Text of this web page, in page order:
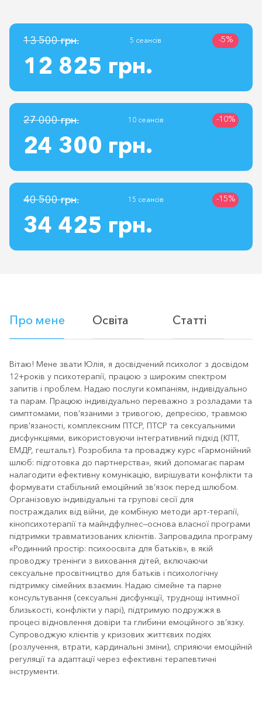
13 500 грн. 5 сеансів -5%
12 825 грн.
27 000 грн. 10 сеансів -10%
24 300 грн.
40 500 грн. 15 сеансів -15%
34 425 грн.
Про мене Освіта Статті
Вітаю! Мене звати Юлія, я досвідчений психолог з досвідом
12+років у психотерапії, працюю з широким спектром
запитів і проблем. Надаю послуги компаніям, індивідуально
та парам. Працюю індивідуально переважно з розладами та
симптомами, пов’язаними з тривогою, депресією, травмою
прив’язаності, комплексним ПТСР, ПТСР та сексуальними
дисфункціями, використовуючи інтегративний підхід (КПТ,
ЕМДР, гештальт). Розробила та проваджу курс «Гармонійний
шлюб: підготовка до партнерства», який допомагає парам
налагодити ефективну комунікацію, вирішувати конфлікти та
формувати стабільний емоційний зв’язок перед шлюбом.
Організовую індивідуальні та групові сесії для
постраждалих від війни, де комбіную методи арт-терапії,
кінопсихотерапії та майндфулнес—основа власної програми
підтримки травматизованих клієнтів. Запровадила програму
«Родинний простір: психоосвіта для батьків», в якій
проводжу тренінги з виховання дітей, включаючи
сексуальне просвітництво для батьків і психологічну
підтримку сімейних взаємин. Надаю сімейне та парне
консультування (сексуальні дисфункції, труднощі інтимної
близькості, конфлікти у парі), підтримую подружжя в
процесі відновлення довіри та глибини емоційного зв’язку.
Супроводжую клієнтів у кризових життєвих подіях
(розлучення, втрати, кардинальні зміни), сприяючи емоційній
регуляції та адаптації через ефективні терапевтичні
інструменти.